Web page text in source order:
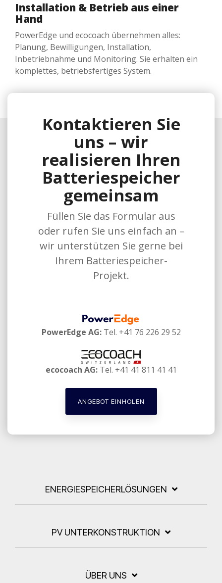
Installation & Betrieb aus einer
Hand
PowerEdge und ecocoach übernehmen alles:
Planung, Bewilligungen, Installation,
Inbetriebnahme und Monitoring. Sie erhalten ein
komplettes, betriebsfertiges System.
Kontaktieren Sie
uns – wir
realisieren Ihren
Batteriespeicher
gemeinsam
Füllen Sie das Formular aus
oder rufen Sie uns einfach an –
wir unterstützen Sie gerne bei
Ihrem Batteriespeicher-
Projekt.
PowerEdge AG:Tel. +41 76 226 29 52
ecocoach AG: Tel. +41 41 811 41 41
ANGEBOT EINHOLEN
ENERGIESPEICHERLÖSUNGEN
PV UNTERKONSTRUKTION
ÜBER UNS